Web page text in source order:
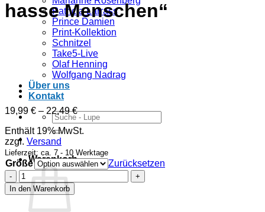
Patricia Larrass
Prince Damien
Print-Kollektion
Schnitzel
Take5-Live
Olaf Henning
Wolfgang Nadrag
Über uns
Kontakt
Suchen
nach:
Warenkorb
hasse Menschen“
19,99 € – 22,49€Preisspanne:
19,99 €
bis
Enthält 19% MwSt.
zzgl. Versand
Lieferzeit: ca. 7 - 10 Werktage
Größe
Zurücksetzen
Alisha
-
T-
Shirt
In den Warenkorb